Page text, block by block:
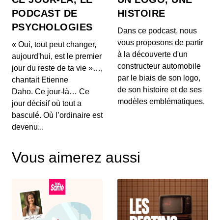
Comment OpenAI devient un assistant
à la recherche en Maths
00:03:04 - IL Y A 1 MOIS
Aujourd'hui, on ne va pas parler de génération de
texte ou de simples résumés de réunions, mais d...
Intelligence artificielle : la presse
française réclame 80 millions d’euros à
Brave
00:03:14 - IL Y A 1 MOIS
Aujourd'hui, nous décortiquons ce qui s'annonce
europ...
trois leçons majeures à retenir de cet
00:03:11 - IL Y A 1 MOIS
Comment l'intelligence artificielle
devient un confident pour les jeunes
00:03:16 - IL Y A 1 MOIS
PODCAST DE
PSYCHOLOGIES
« Oui, tout peut changer,
aujourd'hui, est le premier
jour du reste de ta vie »…,
chantait Etienne
Daho. Ce jour-là… Ce
jour décisif où tout a
basculé. Où l’ordinaire est
devenu...
HISTOIRE
Dans ce podcast, nous
vous proposons de partir
à la découverte d'un
constructeur automobile
par le biais de son logo,
de son histoire et de ses
modèles emblématiques.
Vous aimerez aussi